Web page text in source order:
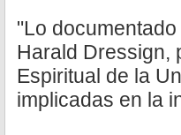
"Lo
Harald Dressign,
Espiritual de la
implicadas en la